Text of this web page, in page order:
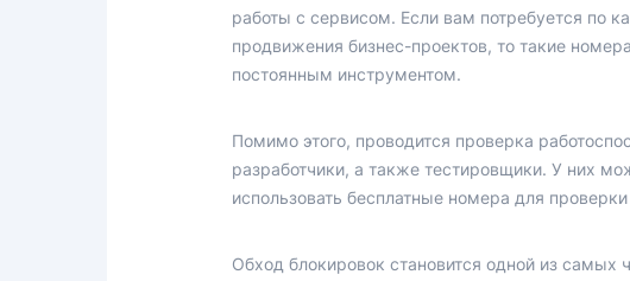
работы с сервисом. Если вам потребуется по
продвижения бизнес-проектов, то такие
постоянным инструментом.
Помимо этого, проводится проверка
разработчики, а также тестировщики. У них
использовать бесплатные номера для
Обход блокировок становится одной из